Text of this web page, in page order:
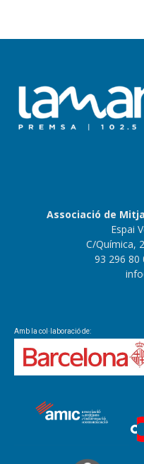
.
Associació de
Espai
C/Química,
93 296 80
Amb la col·laboració de: